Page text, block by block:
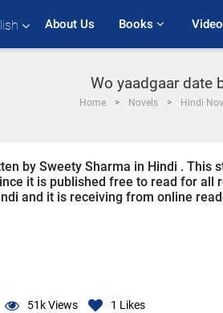
About Us Books
Wo yaadgaar date
Home Novels Hindi
by Sweety Sharma in Hindi . This
it is published free to read for all
and it is receiving from online
51kViews 1 Likes